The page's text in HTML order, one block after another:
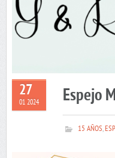
27
01 2024 Espejo
15 AÑOS,